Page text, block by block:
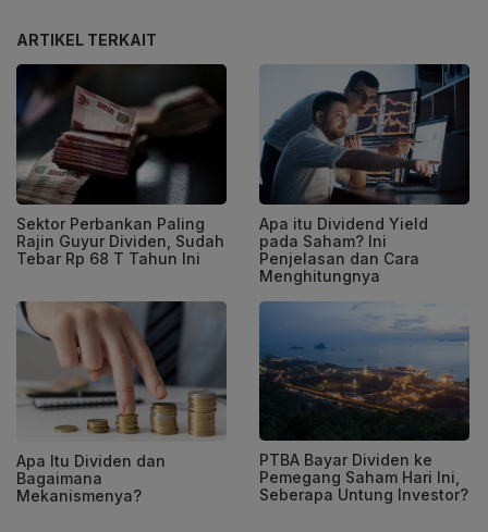
ARTIKEL TERKAIT
Sektor Perbankan Paling
Rajin Guyur Dividen, Sudah
Tebar Rp 68 T Tahun Ini
Apa itu Dividend Yield
pada Saham? Ini
Penjelasan dan Cara
Menghitungnya
Apa Itu Dividen dan
Bagaimana
Mekanismenya?
PTBA Bayar Dividen ke
Pemegang Saham Hari Ini,
Seberapa Untung Investor?